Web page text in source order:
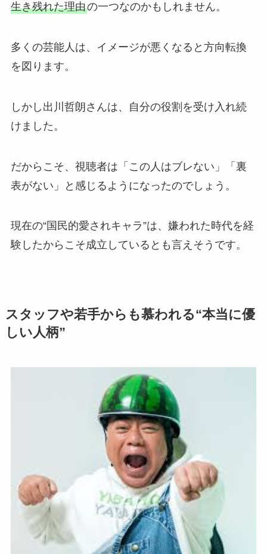
生き残れた理由の一つなのかもしれません。
多くの芸能人は、イメージが悪くなると方向転換
を図ります。
しかし出川哲朗さんは、自分の役割を受け入れ続
けました。
だからこそ、視聴者は「この人はブレない」「裏
表がない」と感じるようになったのでしょう。
現在の“国民的愛されキャラ”は、嫌われた時代を経
験したからこそ成立しているとも言えそうです。
スタッフや若手からも慕われる“本当に優
しい人柄”